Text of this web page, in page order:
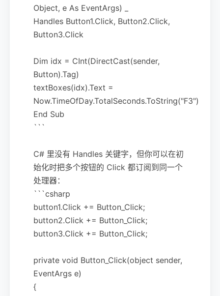
Object, e As EventArgs) _
Handles Button1.Click, Button2.Click,
Button3.Click
Dim idx = CInt(DirectCast(sender,
Button).Tag)
textBoxes(idx).Text =
Now.TimeOfDay.TotalSeconds.ToString("F3")
End Sub
```
C# 里没有 Handles 关键字，但你可以在初
始化时把多个按钮的 Click 都订阅到同一个
处理器：
```csharp
button1.Click += Button_Click;
button2.Click += Button_Click;
button3.Click += Button_Click;
private void Button_Click(object sender,
EventArgs e)
{